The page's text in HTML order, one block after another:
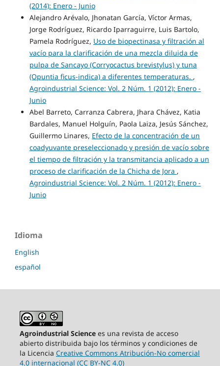
(2014): Enero - Junio
Alejandro Arévalo, Jhonatan García, Víctor Armas,
Jorge Rodríguez, Ricardo Iparraguirre, Luis Bartolo,
Pamela Rodríguez, Uso de biopectinasa y filtración al
vacío para la clarificación de una mezcla diluida de
pulpa de Sancayo (Corryocactus brevistylus) y tuna
(Opuntia ficus-indica) a diferentes temperaturas. ,
Agroindustrial Science: Vol. 2 Núm. 1 (2012): Enero -
Junio
Abel Barreto, Carranza Cabrera, Jhara Chávez, Katia
Bardales, Manuel Holguín, Paola Laiza, Jesús Sánchez,
Guillermo Linares, Efecto de la concentración de un
coadyuvante preseleccionado y presión de vacío sobre
el tiempo de filtración y la transmitancia aplicado a un
proceso de clarificación de la Chicha de Jora ,
Agroindustrial Science: Vol. 2 Núm. 1 (2012): Enero -
Junio
Idioma
English
español
Agroindustrial Sciencees una revista de acceso
abierto distribuida bajo los términos y condiciones de
la Licencia Creative Commons Atribución-No comercial
4.0 internacional (CC BY-NC 4.0)